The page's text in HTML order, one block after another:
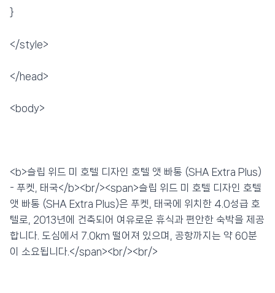
}
</style>
</head>
<body>
<b>슬립 위드 미 호텔 디자인 호텔 앳 빠통 (SHA Extra Plus)
- 푸켓, 태국</b><br/><span>슬립 위드 미 호텔 디자인 호텔
앳 빠통 (SHA Extra Plus)은 푸켓, 태국에 위치한 4.0성급 호
텔로, 2013년에 건축되어 여유로운 휴식과 편안한 숙박을 제공
합니다. 도심에서 7.0km 떨어져 있으며, 공항까지는 약 60분
이 소요됩니다.</span><br/><br/>